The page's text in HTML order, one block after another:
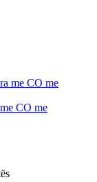
CO me